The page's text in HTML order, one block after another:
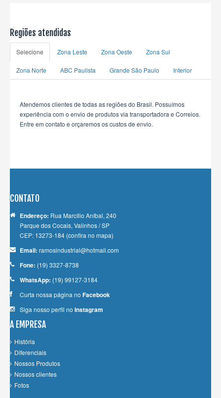
Regiões atendidas
Selecione Zona Leste Zona Oeste Zona Sul
Zona Norte ABC Paulista Grande São Paulo Interior
Atendemos clientes de todas as regiões do Brasil. Possuímos
experiência com o envio de produtos via transportadora e Correios.
Entre em contato e orçaremos os custos de envio.
CONTATO
Endereço: Rua Marcílio Aníbal, 240
Parque dos Cocais, Valinhos / SP
CEP: 13273-184 (confira no mapa)
Email: ramosindustrial@hotmail.com
Fone: (19) 3327-8738
WhatsApp: (19) 99127-3184
Curta nossa página no Facebook
Siga nosso perfil no Instagram
A EMPRESA
História
Diferenciais
Nossos Produtos
Nossos clientes
Fotos